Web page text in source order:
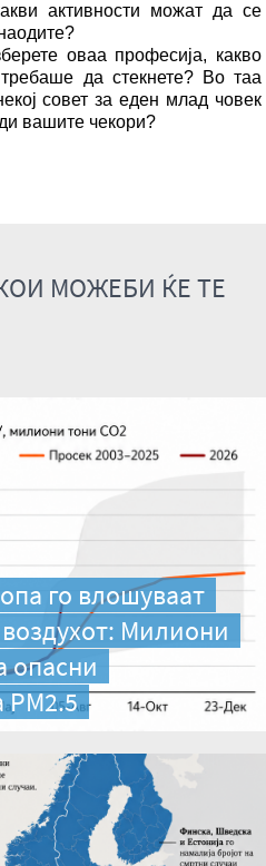
активности можат да се
оваа професија, какво
да стекнете? Во таа
совет за еден млад човек
вашите чекори?
МОЖЕБИ ЌЕ ТЕ
го влошуваат
Милиони
опасни